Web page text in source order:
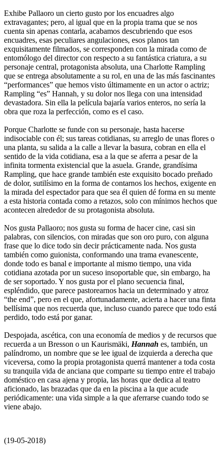
Exhibe Pallaoro un cierto gusto por los encuadres algo
extravagantes; pero, al igual que en la propia trama que se nos
cuenta sin apenas contarla, acabamos descubriendo que esos
encuadres, esas peculiares angulaciones, esos planos tan
exquisitamente filmados, se corresponden con la mirada como de
entomólogo del director con respecto a su fantástica criatura, a su
personaje central, protagonista absoluta, una Charlotte Rampling
que se entrega absolutamente a su rol, en una de las más fascinantes
“performances” que hemos visto últimamente en un actor o actriz;
Rampling “es” Hannah, y su dolor nos llega con una intensidad
devastadora. Sin ella la película bajaría varios enteros, no sería la
obra que roza la perfección, como es el caso.
Porque Charlotte se funde con su personaje, hasta hacerse
indisociable con él; sus tareas cotidianas, su arreglo de unas flores o
una planta, su salida a la calle a llevar la basura, cobran en ella el
sentido de la vida cotidiana, esa a la que se aferra a pesar de la
infinita tormenta existencial que la asuela. Grande, grandísima
Rampling, que hace grande también este exquisito bocado preñado
de dolor, sutilísimo en la forma de contarnos los hechos, exigente en
la mirada del espectador para que sea él quien dé forma en su mente
a esta historia contada como a retazos, solo con mínimos hechos que
acontecen alrededor de su protagonista absoluta.
Nos gusta Pallaoro; nos gusta su forma de hacer cine, casi sin
palabras, con silencios, con miradas que son oro puro, con alguna
frase que lo dice todo sin decir prácticamente nada. Nos gusta
también como guionista, conformando una trama evanescente,
donde todo es banal e importante al mismo tiempo, una vida
cotidiana azotada por un suceso insoportable que, sin embargo, ha
de ser soportado. Y nos gusta por el plano secuencia final,
espléndido, que parece pastorearnos hacia un determinado y atroz
“the end”, pero en el que, afortunadamente, acierta a hacer una finta
bellísima que nos recuerda que, incluso cuando parece que todo está
perdido, todo está por ganar.
Despojada, ascética, con una economía de medios y de recursos que
recuerda a un Bresson o un Kaurismäki, Hannah es, también, un
palíndromo, un nombre que se lee igual de izquierda a derecha que
viceversa, como la propia protagonista querrá mantener a toda costa
su tranquila vida de anciana que comparte su tiempo entre el trabajo
doméstico en casa ajena y propia, las horas que dedica al teatro
aficionado, las brazadas que da en la piscina a la que acude
periódicamente: una vida simple a la que aferrarse cuando todo se
viene abajo.
(19-05-2018)